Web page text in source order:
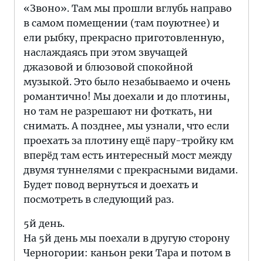
«Звоно». Там мы прошли вглубь направо
в самом помещении (там поуютнее) и
ели рыбку, прекрасно приготовленную,
наслаждаясь при этом звучащей
джазовой и блюзовой спокойной
музыкой. Это было незабываемо и очень
романтично! Мы доехали и до плотины,
но там не разрешают ни фоткать, ни
снимать. А позднее, мы узнали, что если
проехать за плотину ещё пару-тройку км
вперёд там есть интересный мост между
двумя туннелями с прекрасными видами.
Будет повод вернуться и доехать и
посмотреть в следующий раз.
5й день.
На 5й день мы поехали в другую сторону
Черногории: каньон реки Тара и потом в